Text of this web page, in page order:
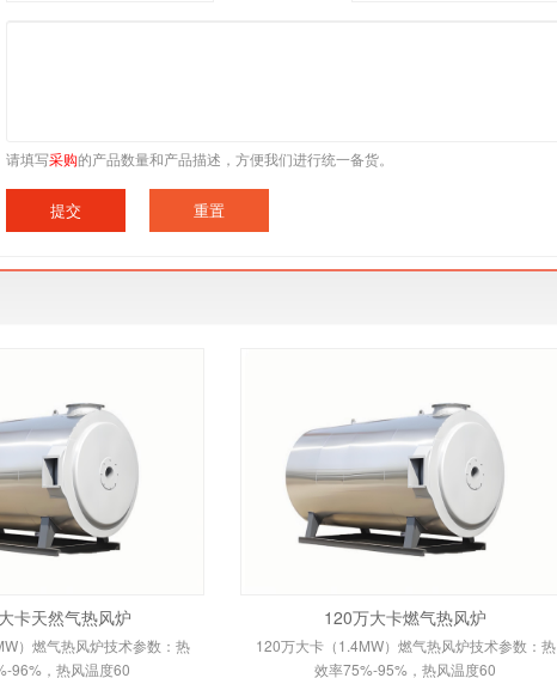
请填写采购的产品数量和产品描述，方便我们进行统一备货。
卡天然气热风炉
）燃气热风炉技术参数：热
96%，热风温度60
120万大卡燃气热风炉
120万大卡（1.4MW）燃气热风炉技术参数：热
效率75%-95%，热风温度60